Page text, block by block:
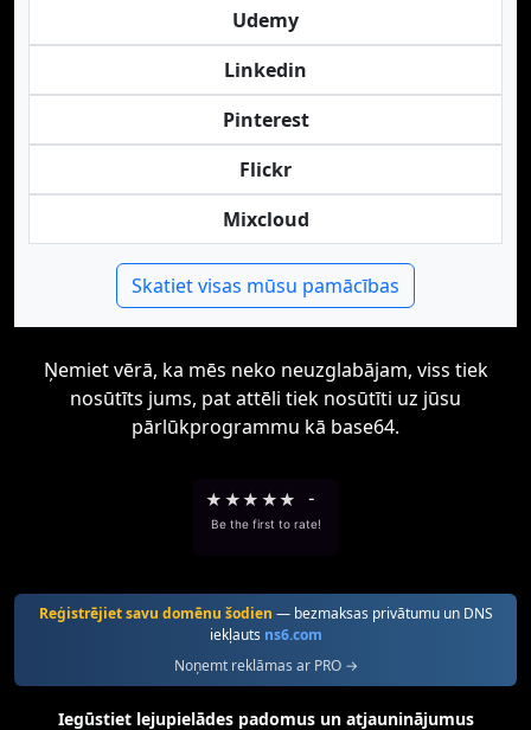
Udemy
Linkedin
Pinterest
Flickr
Mixcloud
Skatiet visas mūsu pamācības
Ņemiet vērā, ka mēs neko neuzglabājam, viss tiek
nosūtīts jums, pat attēli tiek nosūtīti uz jūsu
pārlūkprogrammu kā base64.
★ ★★ ★★ -
Be the first to rate!
Reģistrējiet savu domēnu šodien — bezmaksas privātumu un DNS
iekļauts ns6.com
Noņemt reklāmas ar PRO →
Iegūstiet lejupielādes padomus un atjauninājumus